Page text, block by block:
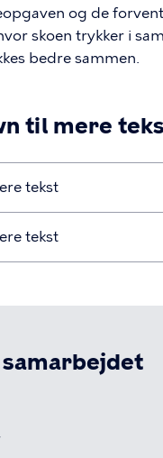
og de
skoen trykker i
bedre sammen.
til mere
tekst
tekst